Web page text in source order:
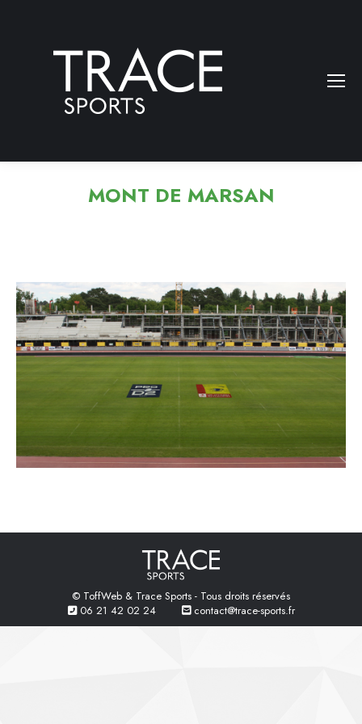
MONT DE MARSAN
© ToffWeb & Trace Sports - Tous droits réservés
06 21 42 02 24
contact@trace-sports.fr